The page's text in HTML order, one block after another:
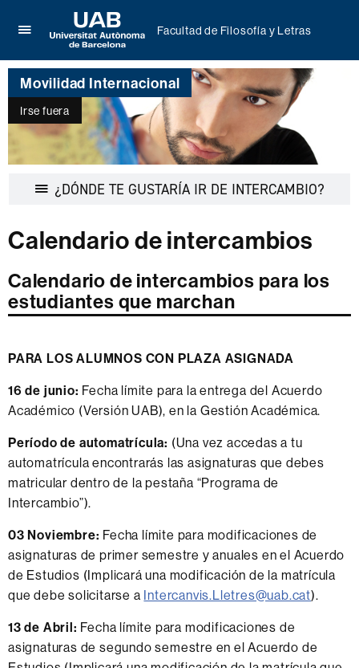
aquí
para
desplegar
el
menú
de
Facultad
Filosofía
Universitat
Autònoma
de
Barcelona
Facultad de Filosofía y Letras
Movilidad Internacional
Irse fuera
¿DÓNDE TE GUSTARÍA IR DE INTERCAMBIO?
Calendario de intercambios
Calendario de intercambios para los
estudiantes que marchan
PARA LOS ALUMNOS CON PLAZA ASIGNADA
16 de junio: Fecha límite para la entrega del Acuerdo
Académico (Versión UAB), en la Gestión Académica.
Período de automatrícula: (Una vez accedas a tu
automatrícula encontrarás las asignaturas que debes
matricular dentro de la pestaña “Programa de
Intercambio”).
03 Noviembre: Fecha límite para modificaciones de
asignaturas de primer semestre y anuales en el Acuerdo
de Estudios (Implicará una modificación de la matrícula
que debe solicitarse a Intercanvis.Lletres@uab.cat).
13 de Abril: Fecha límite para modificaciones de
asignaturas de segundo semestre en el Acuerdo de